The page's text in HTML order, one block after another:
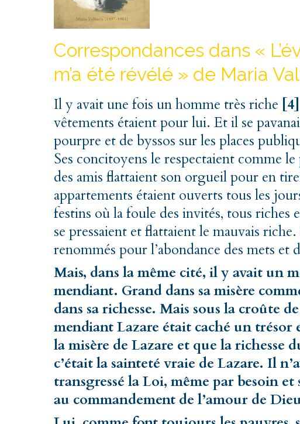
Correspondances dans «
m’a été révélé » de Maria
Il y avait une fois un homme très riche [4]
vêtements étaient pour lui. Et il se
pourpre et de byssos sur les places
Ses concitoyens le respectaient comme
des amis flattaient son orgueil pour en
appartements étaient ouverts tous les
festins où la foule des invités, tous riches
se pressaient et flattaient le mauvais
renommés pour l’abondance des mets et
Mais, dans la même cité, il y avait un
mendiant. Grand dans sa misère
dans sa richesse. Mais sous la croûte
mendiant Lazare était caché un trésor
la misère de Lazare et que la richesse
c’était la sainteté vraie de Lazare. Il
transgressé la Loi, même par besoin
au commandement de l’amour de